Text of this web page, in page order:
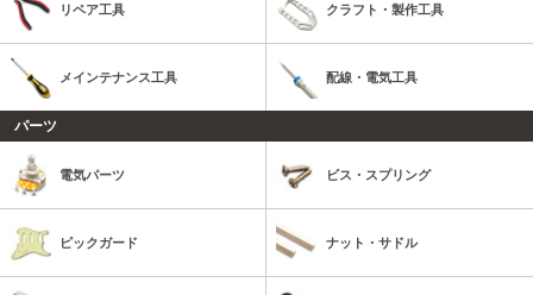
リペア工具 クラフト・製作工具
メインテナンス工具 配線・電気工具
パーツ
電気パーツ ビス・スプリング
ピックガード ナット・サドル